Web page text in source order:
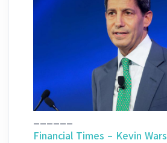
Financial Times – Kevin